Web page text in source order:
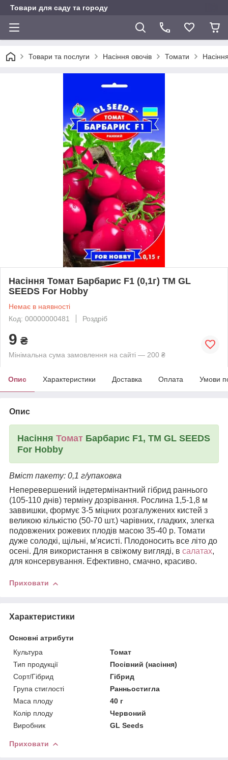
Товари для саду та городу
Товари та послуги Насіння овочів Томати
Насіння Томат Барбарис F1 (0,1г) ТМ GL
SEEDS For Hobby
Немає в наявності
Код: 00000000481
Роздріб
9 ₴
Мінімальна сума замовлення на сайті — 200 ₴
Опис Характеристики Доставка Оплата Умови
Опис
Насіння Томат Барбарис F1, ТМ GL SEEDS
For Hobby
Вміст пакету: 0,1 г/упаковка
Неперевершений індетермінантний гібрид раннього
(105-110 днів) терміну дозрівання. Рослина 1,5-1,8 м
заввишки, формує 3-5 міцних розгалужених кистей з
великою кількістю (50-70 шт.) чарівних, гладких, злегка
подовжених рожевих плодів масою 35-40 р. Томати
дуже солодкі, щільні, м'ясисті. Плодоносить все літо до
осені. Для використання в свіжому вигляді, в салатах,
для консервування. Ефективно, смачно, красиво.
Приховати
Характеристики
Основні атрибути
Культура
Томат
Тип продукції
Посівний (насіння)
Сорт/Гібрид
Гібрид
Група стиглості
Ранньостигла
Маса плоду
40 г
Колір плоду
Червоний
Виробник
GL Seeds
Приховати